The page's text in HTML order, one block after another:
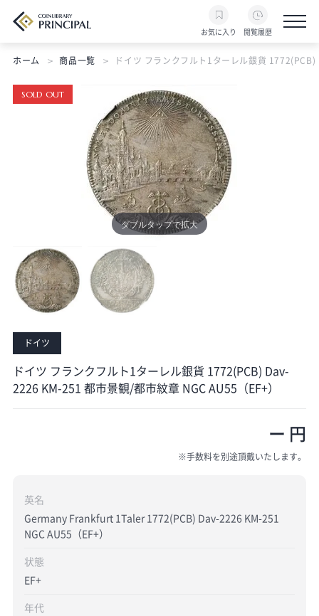
お気に入り 閲覧履歴
ホーム 商品一覧 ドイツ フランクフルト1ターレル銀貨
SOLD OUT
ダブルタップで拡大
ダブルタップで拡大
ドイツ
ドイツ フランクフルト1ターレル銀貨 1772(PCB) Dav-
2226 KM-251 都市景観/都市紋章 NGC AU55（EF+）
ー 円
※手数料を別途頂戴いたします。
英名
Germany Frankfurt 1Taler 1772(PCB) Dav-2226 KM-251
NGC AU55（EF+）
状態
EF+
年代